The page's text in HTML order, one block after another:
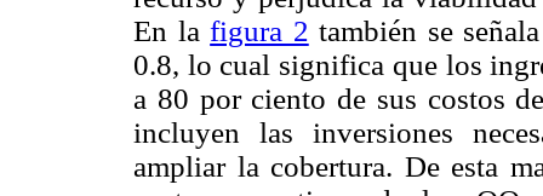
En lafigura 2 también se
0.8, lo cual significa que los
a 80 por ciento de sus costos
incluyen las inversiones
ampliar la cobertura. De esta